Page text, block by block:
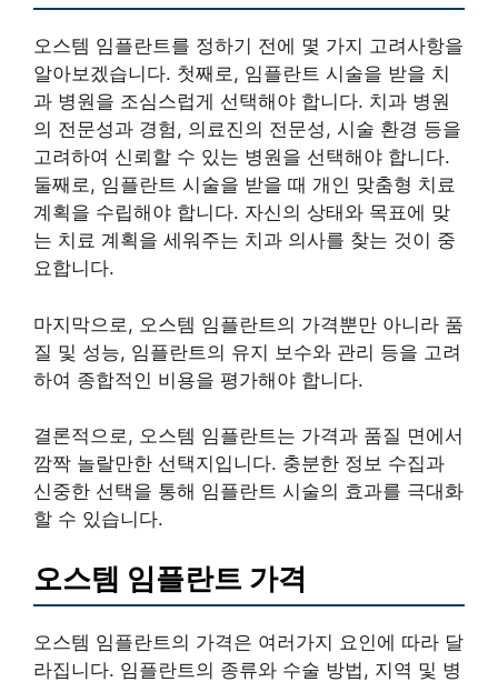
오스템 임플란트를 정하기 전에 몇 가지 고려사항을
알아보겠습니다. 첫째로, 임플란트 시술을 받을 치
과 병원을 조심스럽게 선택해야 합니다. 치과 병원
의 전문성과 경험, 의료진의 전문성, 시술 환경 등을
고려하여 신뢰할 수 있는 병원을 선택해야 합니다.
둘째로, 임플란트 시술을 받을 때 개인 맞춤형 치료
계획을 수립해야 합니다. 자신의 상태와 목표에 맞
는 치료 계획을 세워주는 치과 의사를 찾는 것이 중
요합니다.
마지막으로, 오스템 임플란트의 가격뿐만 아니라 품
질 및 성능, 임플란트의 유지 보수와 관리 등을 고려
하여 종합적인 비용을 평가해야 합니다.
결론적으로, 오스템 임플란트는 가격과 품질 면에서
깜짝 놀랄만한 선택지입니다. 충분한 정보 수집과
신중한 선택을 통해 임플란트 시술의 효과를 극대화
할 수 있습니다.
오스템 임플란트 가격
오스템 임플란트의 가격은 여러가지 요인에 따라 달
라집니다. 임플란트의 종류와 수술 방법, 지역 및 병